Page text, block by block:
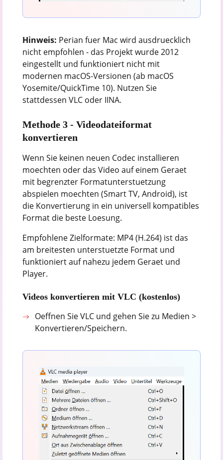
Hinweis: Perian fuer Mac wird ausdruecklich
nicht empfohlen - das Projekt wurde 2012
eingestellt und funktioniert nicht mit
modernen macOS-Versionen (ab macOS
Yosemite/QuickTime 10). Nutzen Sie
stattdessen VLC oder IINA.
Methode 3 - Videodateiformat
konvertieren
Wenn Sie keinen neuen Codec installieren
moechten oder das Video auf einem Geraet
mit begrenzter Formatunterstuetzung
abspielen moechten (Smart TV, Android), ist
die Konvertierung in ein universell kompatibles
Format die beste Loesung.
Empfohlene Zielformate: MP4 (H.264) ist das
am breitesten unterstuetzte Format und
funktioniert auf nahezu jedem Geraet und
Player.
Videos konvertieren mit VLC (kostenlos)
Oeffnen Sie VLC und gehen Sie zu Medien >
Konvertieren/Speichern.